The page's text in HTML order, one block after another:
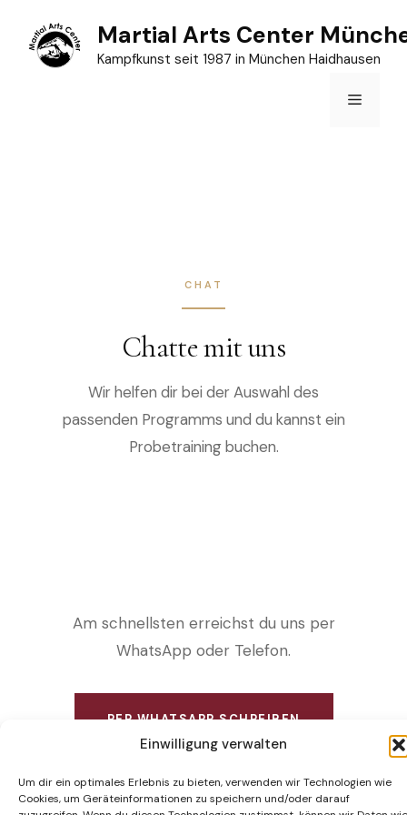
Einwilligung verwalten
Um dir ein optimales Erlebnis zu bieten, verwenden wir Technologien wie
Cookies, um Geräteinformationen zu speichern und/oder darauf
Inhalt
springen
Martial Arts Center
Kampfkunst seit 1987 in München Haidhausen
Menü
CHAT
Chatte mit uns
Wir helfen dir bei der Auswahl des
passenden Programms und du kannst ein
Probetraining buchen.
Am schnellsten erreichst du uns per
WhatsApp oder Telefon.
PER WHATSAPP SCHREIBEN
Oder ruf uns an: 089 215 455 85